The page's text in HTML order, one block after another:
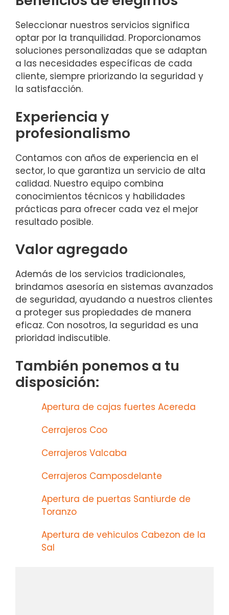
Seleccionar nuestros servicios significa
optar por la tranquilidad. Proporcionamos
soluciones personalizadas que se adaptan
a las necesidades específicas de cada
cliente, siempre priorizando la seguridad y
la satisfacción.
Experiencia y
profesionalismo
Contamos con años de experiencia en el
sector, lo que garantiza un servicio de alta
calidad. Nuestro equipo combina
conocimientos técnicos y habilidades
prácticas para ofrecer cada vez el mejor
resultado posible.
Valor agregado
Además de los servicios tradicionales,
brindamos asesoría en sistemas avanzados
de seguridad, ayudando a nuestros clientes
a proteger sus propiedades de manera
eficaz. Con nosotros, la seguridad es una
prioridad indiscutible.
También ponemos a tu
disposición:
Apertura de cajas fuertes Acereda
Cerrajeros Coo
Cerrajeros Valcaba
Cerrajeros Camposdelante
Apertura de puertas Santiurde de
Toranzo
Apertura de vehiculos Cabezon de la
Sal